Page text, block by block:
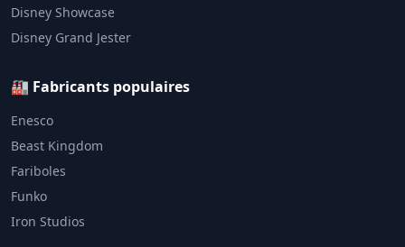
Disney Showcase
Disney Grand Jester
🏭 Fabricants populaires
Enesco
Beast Kingdom
Fariboles
Funko
Iron Studios